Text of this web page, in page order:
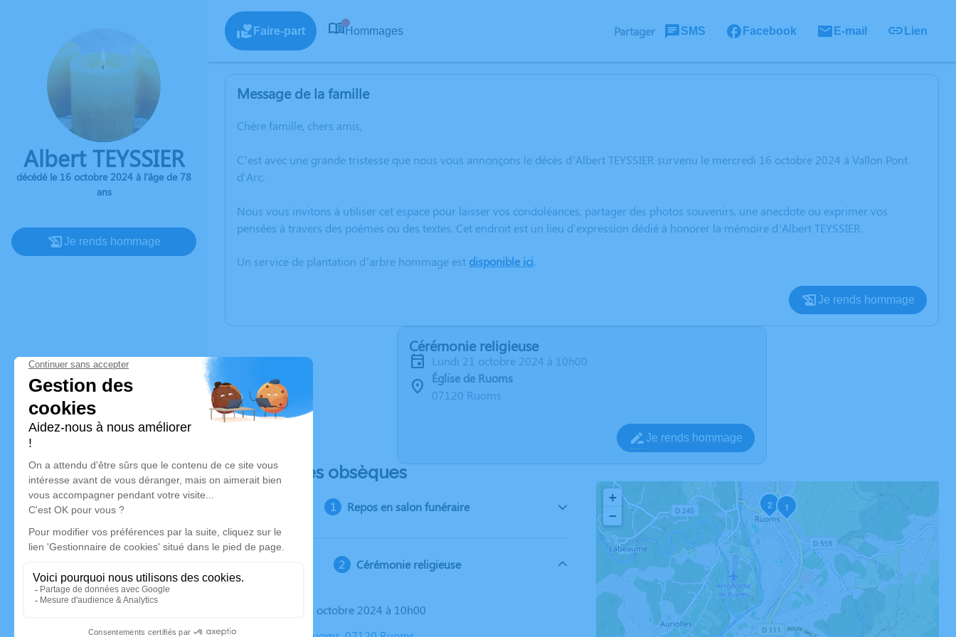
Albert TEYSSIER
décédé le 16 octobre 2024 à l'âge de 78
ans
Je rends hommage
Faire-part Hommages Partager SMS Facebook E-mail Lien
Message de la famille
Chère famille, chers amis,
C’est avec une grande tristesse que nous vous annonçons le décès d’Albert TEYSSIER survenu le mercredi 16 octobre 2024 à Vallon Pont
d'Arc.
Nous vous invitons à utiliser cet espace pour laisser vos condoléances, partager des photos souvenirs, une anecdote ou exprimer vos
pensées à travers des poèmes ou des textes. Cet endroit est un lieu d'expression dédié à honorer la mémoire d’Albert TEYSSIER.
Un service de plantation d’arbre hommage est disponible ici.
Je rends hommage
Cérémonie religieuse
lundi 21 octobre 2024 à 10h00
Église de Ruoms
07120 Ruoms
Je rends hommage
Déroulé des obsèques
Repos en salon funéraire
Cérémonie religieuse
Le lundi 21 octobre 2024 à 10h00
1
2
+
−